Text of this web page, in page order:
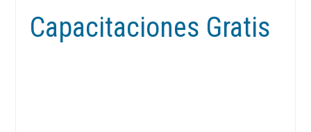
Capacitaciones Gratis